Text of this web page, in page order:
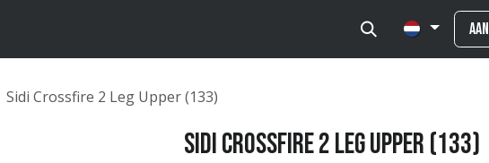
Sidi Crossfire 2 Leg Upper (133)
Sidi Crossfire 2 Leg Upper (133)